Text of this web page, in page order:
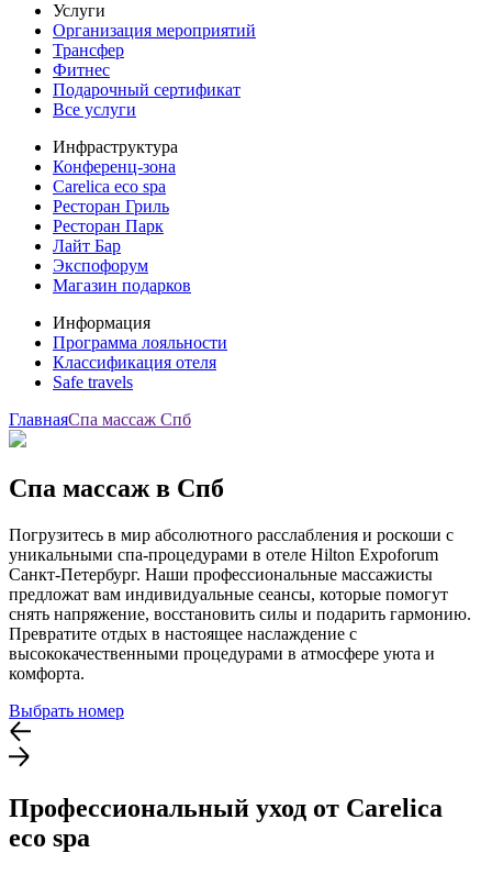
Услуги
Организация мероприятий
Трансфер
Фитнес
Подарочный сертификат
Все услуги
Инфраструктура
Конференц-зона
Carelica eco spa
Ресторан Гриль
Ресторан Парк
Лайт Бар
Экспофорум
Магазин подарков
Информация
Программа лояльности
Классификация отеля
Safe travels
ГлавнаяСпа массаж Спб
Спа массаж в Спб
Погрузитесь в мир абсолютного расслабления и роскоши с
уникальными спа-процедурами в отеле Hilton Expoforum
Санкт-Петербург. Наши профессиональные массажисты
предложат вам индивидуальные сеансы, которые помогут
снять напряжение, восстановить силы и подарить гармонию.
Превратите отдых в настоящее наслаждение с
высококачественными процедурами в атмосфере уюта и
комфорта.
Выбрать номер
Профессиональный уход от Carelica
eco spa